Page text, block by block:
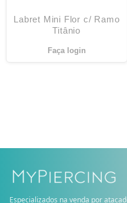
Labret Mini Flor c/ Ramo
Titânio
Faça login
Especializados na venda por